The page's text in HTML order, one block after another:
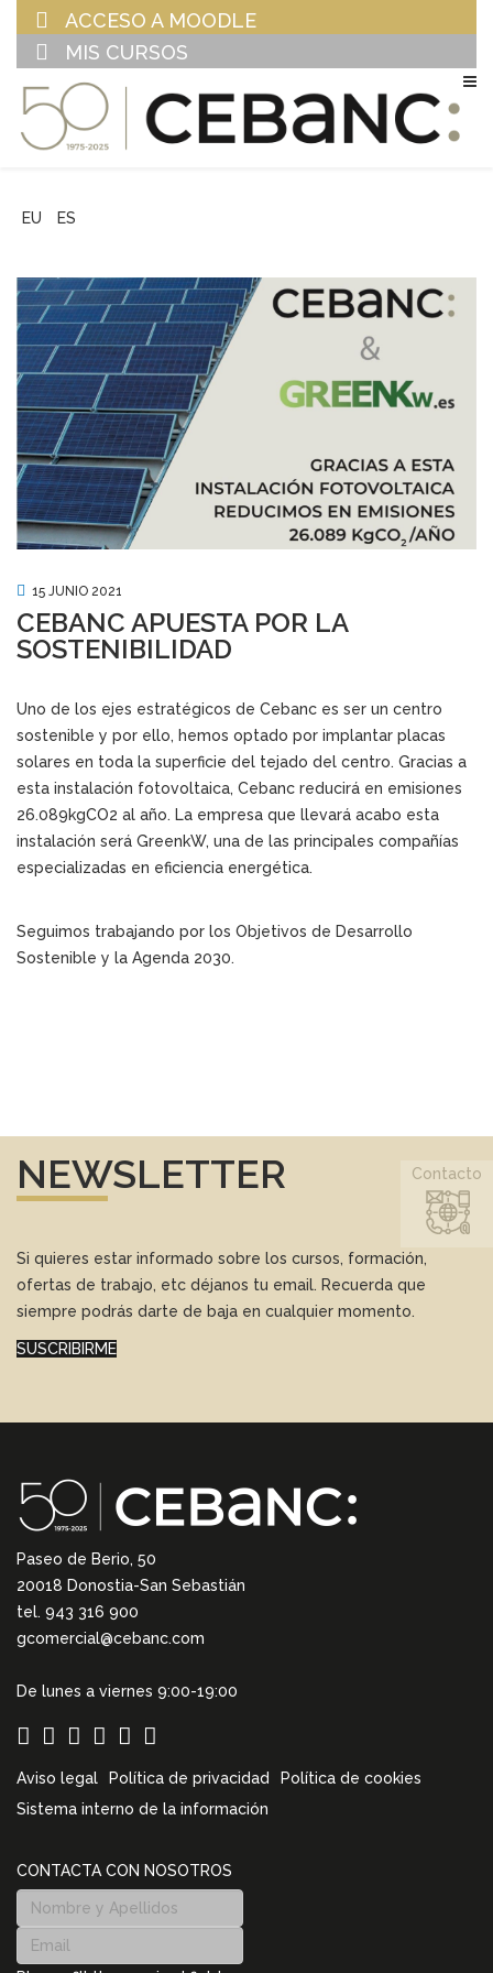
ACCESO A MOODLE
MIS CURSOS
EU ES
15 JUNIO 2021
CEBANC APUESTA POR LA
SOSTENIBILIDAD
Uno de los ejes estratégicos de Cebanc es ser un centro
sostenible y por ello, hemos optado por implantar placas
solares en toda la superficie del tejado del centro. Gracias a
esta instalación fotovoltaica, Cebanc reducirá en emisiones
26.089kgCO2 al año. La empresa que llevará acabo esta
instalación será GreenkW, una de las principales compañías
especializadas en eficiencia energética.
Seguimos trabajando por los Objetivos de Desarrollo
Sostenible y la Agenda 2030.
NEWSLETTER
Si quieres estar informado sobre los cursos, formación,
ofertas de trabajo, etc déjanos tu email. Recuerda que
siempre podrás darte de baja en cualquier momento.
SUSCRIBIRME
Paseo de Berio, 50
20018 Donostia-San Sebastián
tel. 943 316 900
gcomercial@cebanc.com
De lunes a viernes 9:00-19:00
Aviso legal Política de privacidad
Política de cookies
Sistema interno de la información
CONTACTA CON NOSOTROS
Contacto